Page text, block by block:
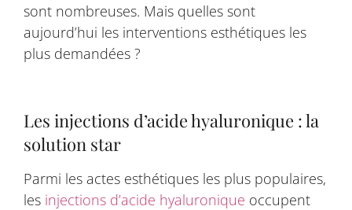
sont nombreuses. Mais quelles sont
aujourd’hui les interventions esthétiques les
plus demandées ?
Les injections d’acide hyaluronique : la
solution star
Parmi les actes esthétiques les plus populaires,
les injections d’acide hyaluronique occupent